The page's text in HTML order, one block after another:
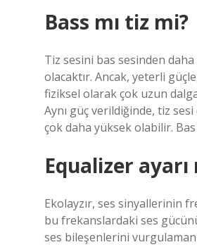
Bass mı tiz mi?
Tiz sesini bas sesinden
olacaktır. Ancak, yeterli
fiziksel olarak çok uzun
Aynı güç verildiğinde, tiz
çok daha yüksek olabilir.
Equalizer ayarı
Ekolayzır, ses sinyallerinin
bu frekanslardaki ses
ses bileşenlerini